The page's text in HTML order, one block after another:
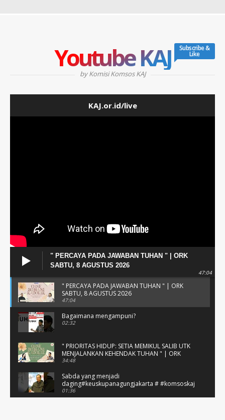
Youtube KAJ Subscribe &
Like
by Komisi Komsos KAJ
KAJ.or.id/live
" PERCAYA PADA JAWABAN TUHAN " | ORK
SABTU, 8 AGUSTUS 2026
47:04
" PERCAYA PADA JAWABAN TUHAN " | ORK
SABTU, 8 AGUSTUS 2026
47:04
Bagaimana mengampuni?
02:32
" PRIORITAS HIDUP: SETIA MEMIKUL SALIB UTK
MENJALANKAN KEHENDAK TUHAN " | ORK
JUMAT, 7 AGUSTUS 2026
34:48
Sabda yang menjadi
daging#keuskupanagungjakarta # #komsoskaj
#podcast
01:36